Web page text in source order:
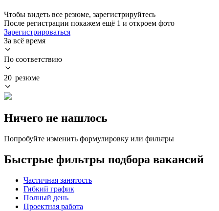
Чтобы видеть все резюме, зарегистрируйтесь
После регистрации покажем ещё 1 и откроем фото
Зарегистрироваться
За всё время
По соответствию
20 резюме
Ничего не нашлось
Попробуйте изменить формулировку или фильтры
Быстрые фильтры подбора вакансий
Частичная занятость
Гибкий график
Полный день
Проектная работа